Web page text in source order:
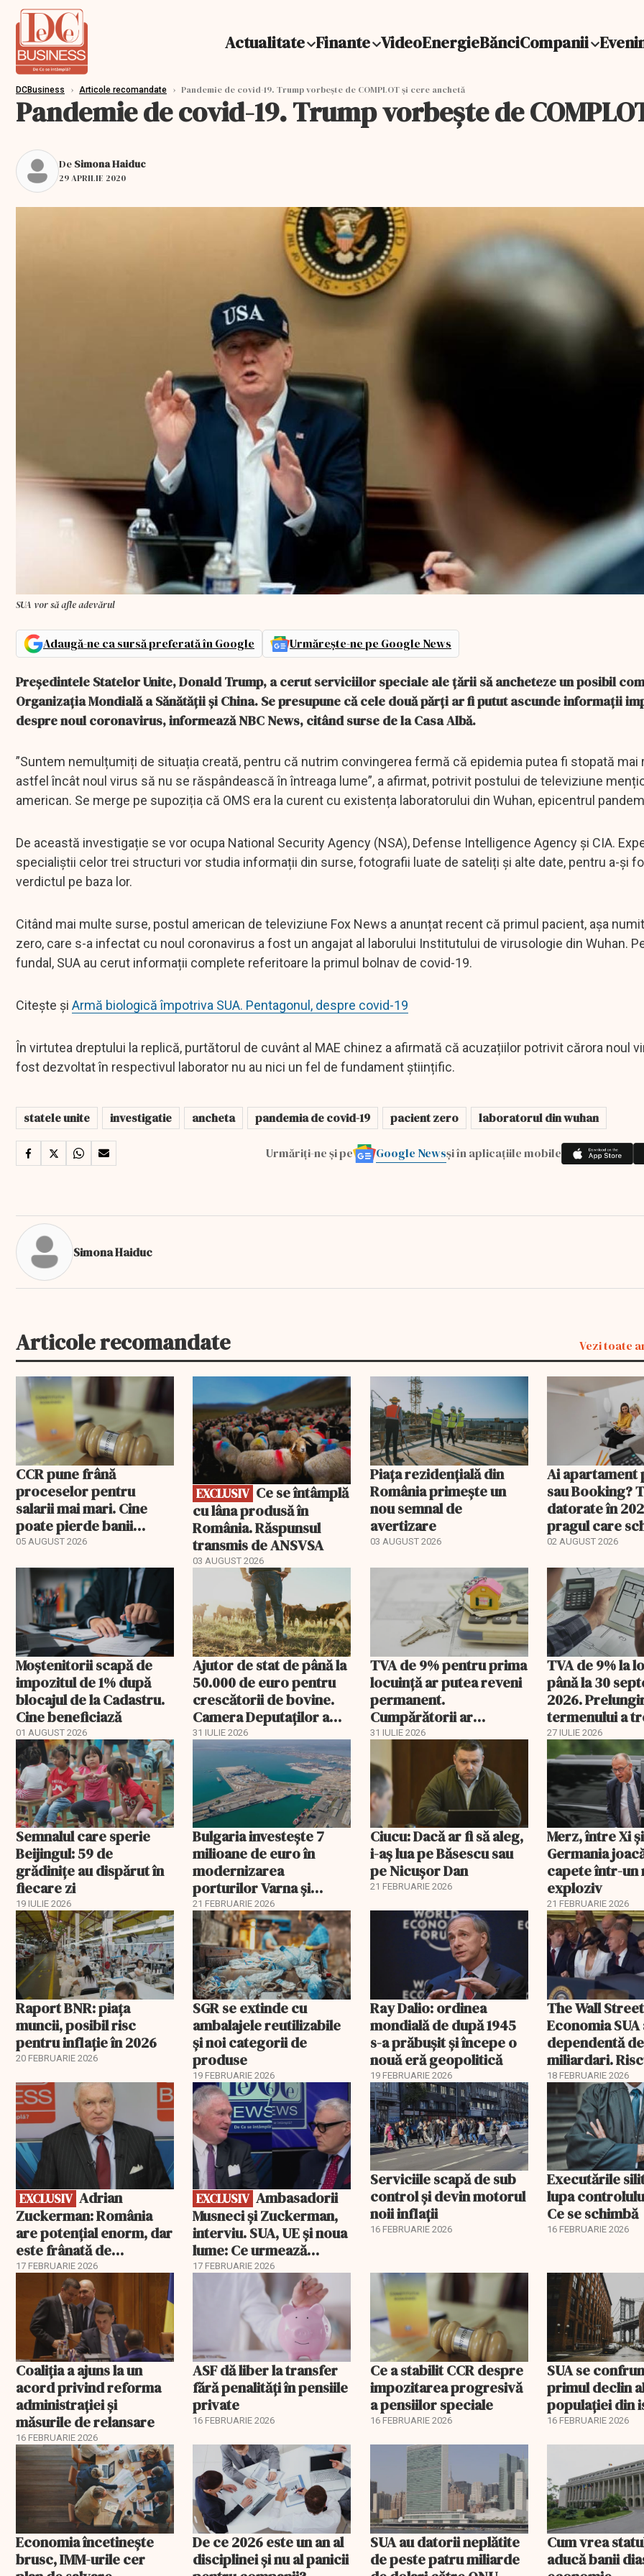
Actualitate Finante VideoEnergieBănciCompanii
DCBusiness › Articole recomandate › Pandemie de covid-19. Trump vorbește de COMPLOT și cere anchetă
Pandemie de covid-19. Trump vorbește de
De Simona Haiduc
29 APRILIE 2020
SUA vor să afle adevărul
Adaugă-ne ca sursă preferată în Google Urmărește-ne pe Google News
Președintele Statelor Unite, Donald Trump, a cerut serviciilor speciale ale țării să ancheteze un posibil
Organizația Mondială a Sănătății și China. Se presupune că cele două părți ar fi putut ascunde informații
despre noul coronavirus, informează NBC News, citând surse de la Casa Albă.
”Suntem nemulțumiți de situația creată, pentru că nutrim convingerea fermă că epidemia putea fi stopată mai
astfel încât noul virus să nu se răspândească în întreaga lume”, a afirmat, potrivit postului de televiziune
american. Se merge pe supoziția că OMS era la curent cu existența laboratorului din Wuhan, epicentrul
De această investigație se vor ocupa National Security Agency (NSA), Defense Intelligence Agency și CIA.
specialiștii celor trei structuri vor studia informații din surse, fotografii luate de sateliți și alte date, pentru a-și
verdictul pe baza lor.
Citând mai multe surse, postul american de televiziune Fox News a anunțat recent că primul pacient, așa
zero, care s-a infectat cu noul coronavirus a fost un angajat al laborului Institutului de virusologie din Wuhan.
fundal, SUA au cerut informații complete referitoare la primul bolnav de covid-19.
Citește și Armă biologică împotriva SUA. Pentagonul, despre covid-19
În virtutea dreptului la replică, purtătorul de cuvânt al MAE chinez a afirmată că acuzațiilor potrivit cărora noul
fost dezvoltat în respectivul laborator nu au nici un fel de fundament științific.
statele unite investigatie ancheta pandemia de covid-19 pacient zero laboratorul din wuhan
Urmăriți-ne și pe Google Newsși în aplicațiile mobile
Simona Haiduc
Articole recomandate Vezi toate
CCR pune frână
proceselor pentru
salarii mai mari. Cine
poate pierde banii
ceruți statului
05 AUGUST 2026
EXCLUSIV
EXCLUSIV
cu lâna produsă în
România. Răspunsul
transmis de ANSVSA
03 AUGUST 2026
Piața rezidențială din
România primește un
nou semnal de
avertizare
03 AUGUST 2026
Ai apartament
sau Booking?
datorate în
pragul care
regimul fiscal
02 AUGUST 2026
Moștenitorii scapă de
impozitul de 1% după
blocajul de la Cadastru.
Cine beneficiază
01 AUGUST 2026
Ajutor de stat de până la
50.000 de euro pentru
crescătorii de bovine.
Camera Deputaților a
aprobat schema
31 IULIE 2026
TVA de 9% pentru prima
locuință ar putea reveni
permanent.
Cumpărătorii ar
economisi zeci de mii de
31 IULIE 2026
TVA de 9% la
până la 30
2026.
termenului a
comisia din
27 IULIE 2026
Semnalul care sperie
Beijingul: 59 de
grădinițe au dispărut în
fiecare zi
19 IULIE 2026
Bulgaria investește 7
milioane de euro în
modernizarea
porturilor Varna și
Burgas
21 FEBRUARIE 2026
Ciucu: Dacă ar fi să aleg,
i-aș lua pe Băsescu sau
pe Nicușor Dan
21 FEBRUARIE 2026
Merz, între Xi
Germania
capete într-un
exploziv
21 FEBRUARIE 2026
Raport BNR: piața
muncii, posibil risc
pentru inflație în 2026
20 FEBRUARIE 2026
SGR se extinde cu
ambalajele reutilizabile
și noi categorii de
produse
19 FEBRUARIE 2026
Ray Dalio: ordinea
mondială de după 1945
s-a prăbușit și începe o
nouă eră geopolitică
19 FEBRUARIE 2026
The Wall
Economia
dependentă de
miliardari.
pentru burse
18 FEBRUARIE 2026
EXCLUSIV
EXCLUSIV
Zuckerman: România
are potențial enorm, dar
este frânată de
corupție, companii de
stat și influența
propagandei ruse
17 FEBRUARIE 2026
EXCLUSIV
EXCLUSIV Ambasadorii
Musneci și Zuckerman,
interviu. SUA, UE și noua
lume: Ce urmează
pentru România
17 FEBRUARIE 2026
Serviciile scapă de sub
control și devin motorul
noii inflații
16 FEBRUARIE 2026
Executările
lupa
Ce se schimbă
16 FEBRUARIE 2026
Coaliția a ajuns la un
acord privind reforma
administrației și
măsurile de relansare
16 FEBRUARIE 2026
ASF dă liber la transfer
fără penalități în pensiile
private
16 FEBRUARIE 2026
Ce a stabilit CCR despre
impozitarea progresivă
a pensiilor speciale
16 FEBRUARIE 2026
SUA se
primul declin
populației din
16 FEBRUARIE 2026
Economia încetinește
brusc, IMM-urile cer
De ce 2026 este un an al
disciplinei și nu al panicii
SUA au datorii neplătite
de peste patru miliarde
Cum vrea
aducă banii